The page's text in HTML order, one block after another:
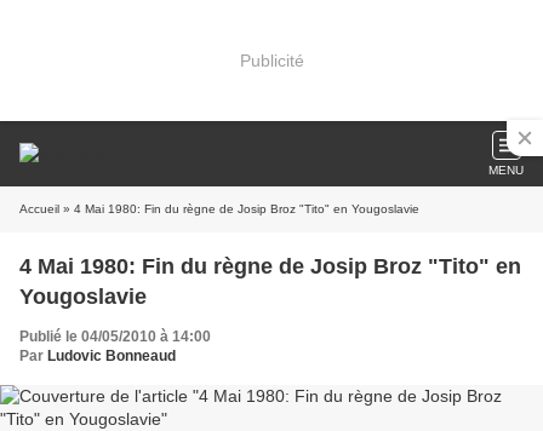
Publicité
MENU
Accueil » 4 Mai 1980: Fin du règne de Josip Broz "Tito" en Yougoslavie
4 Mai 1980: Fin du règne de Josip Broz "Tito" en
Yougoslavie
Publié le 04/05/2010 à 14:00
Par Ludovic Bonneaud